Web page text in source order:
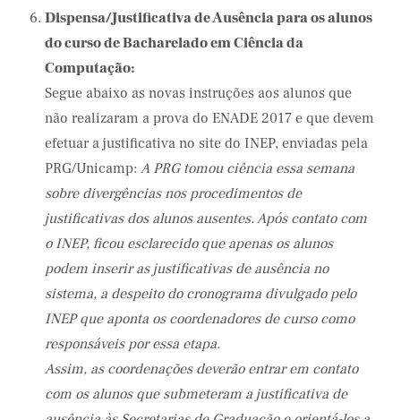
Dispensa/Justificativa de Ausência para os alunos
do curso de Bacharelado em Ciência da
Computação:
Segue abaixo as novas instruções aos alunos que
não realizaram a prova do ENADE 2017 e que devem
efetuar a justificativa no site do INEP, enviadas pela
PRG/Unicamp: A PRG tomou ciência essa semana
sobre divergências nos procedimentos de
justificativas dos alunos ausentes. Após contato com
o INEP, ficou esclarecido que apenas os alunos
podem inserir as justificativas de ausência no
sistema, a despeito do cronograma divulgado pelo
INEP que aponta os coordenadores de curso como
responsáveis por essa etapa.
Assim, as coordenações deverão entrar em contato
com os alunos que submeteram a justificativa de